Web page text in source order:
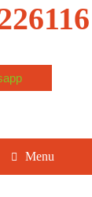
Menu